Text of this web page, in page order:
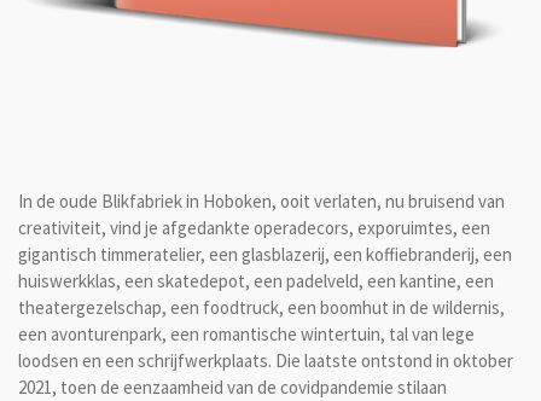
In de oude Blikfabriek in Hoboken, ooit verlaten, nu bruisend van
creativiteit, vind je afgedankte operadecors, exporuimtes, een
gigantisch timmeratelier, een glasblazerij, een koffiebranderij, een
huiswerkklas, een skatedepot, een padelveld, een kantine, een
theatergezelschap, een foodtruck, een boomhut in de wildernis,
een avonturenpark, een romantische wintertuin, tal van lege
loodsen en een schrijfwerkplaats. Die laatste ontstond in oktober
2021, toen de eenzaamheid van de covidpandemie stilaan